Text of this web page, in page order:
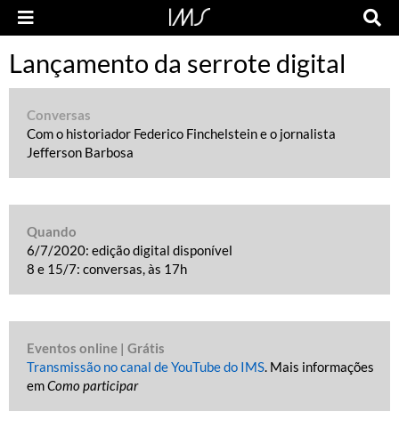
Lançamento da serrote digital
Conversas
Com o historiador Federico Finchelstein e o jornalista
Jefferson Barbosa
Quando
6/7/2020: edição digital disponível
8 e 15/7: conversas, às 17h
Eventos online | Grátis
Transmissão no canal de YouTube do IMS. Mais informações
emComo participar